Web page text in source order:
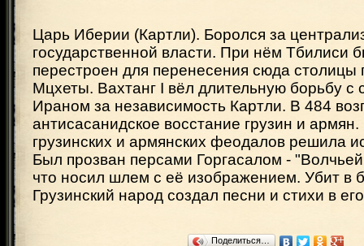
Царь Иберии (Картли). Боролся за
государственной власти. При нём Тбилиси
перестроен для перенесения сюда столицы
Мцхеты. Вахтанг I вёл длительную борьбу с
Ираном за независимость Картли. В 484
антисасанидское восстание грузин и
грузинских и армянских феодалов решила
Был прозван персами Горгасалом -
что носил шлем с её изображением. Убит в
Грузинский народ создал песни и стихи в
Поделиться…